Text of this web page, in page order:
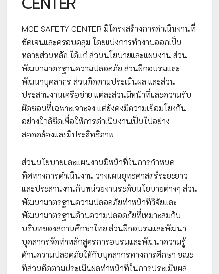
MOE SAFETY CENTER มีโครงสร้างการดำเนินงานที่
ชัดเจนและครอบคลุม โดยแบ่งการทำงานออกเป็น
หลายส่วนหลัก ได้แก่ ส่วนนโยบายและแผนงาน ส่วน
พัฒนามาตรฐานความปลอดภัย ส่วนฝึกอบรมและ
พัฒนาบุคลากร ส่วนติดตามประเมินผล และส่วน
ประสานงานเครือข่าย แต่ละส่วนมีหน้าที่และความรับ
ผิดชอบที่เฉพาะเจาะจง แต่ยังคงมีความเชื่อมโยงกัน
อย่างใกล้ชิดเพื่อให้การดำเนินงานเป็นไปอย่าง
สอดคล้องและมีประสิทธิภาพ
ส่วนนโยบายและแผนงานมีหน้าที่ในการกำหนด
ทิศทางการดำเนินงาน วางแผนยุทธศาสตร์ระยะยาว
และประสานงานกับหน่วยงานระดับนโยบายต่างๆ ส่วน
พัฒนามาตรฐานความปลอดภัยทำหน้าที่วิจัยและ
พัฒนามาตรฐานด้านความปลอดภัยที่เหมาะสมกับ
บริบทของสถานศึกษาไทย ส่วนฝึกอบรมและพัฒนา
บุคลากรจัดทำหลักสูตรการอบรมและพัฒนาความรู้
ด้านความปลอดภัยให้กับบุคลากรทางการศึกษา ขณะ
ที่ส่วนติดตามประเมินผลทำหน้าที่ในการประเมินผล